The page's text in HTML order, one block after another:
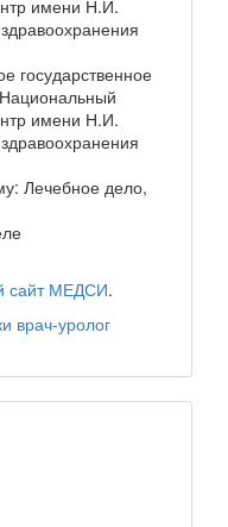
имени Н.И.
государственное
имени Н.И.
Лечебное дело,
сайт МЕДСИ.
врач-уролог